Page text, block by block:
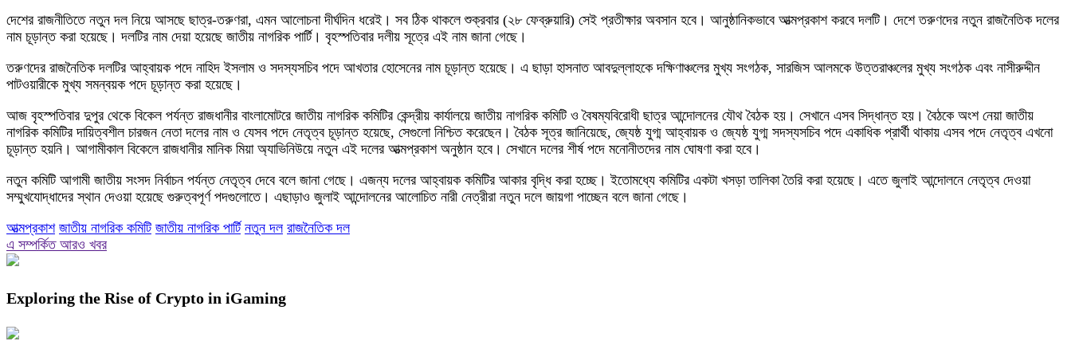
দেশের রাজনীতিতে নতুন দল নিয়ে আসছে ছাত্র-তরুণরা, এমন আলোচনা দীর্ঘদিন ধরেই। সব ঠিক থাকলে শুক্রবার (২৮ ফেব্রুয়ারি) সেই প্রতীক্ষার অবসান হবে। আনুষ্ঠানিকভাবে আত্মপ্রকাশ করবে দলটি। দেশে তরুণদের নতুন রাজনৈতিক দলের
নাম চূড়ান্ত করা হয়েছে। দলটির নাম দেয়া হয়েছে জাতীয় নাগরিক পার্টি। বৃহস্পতিবার দলীয় সূত্রে এই নাম জানা গেছে।
তরুণদের রাজনৈতিক দলটির আহ্বায়ক পদে নাহিদ ইসলাম ও সদস্যসচিব পদে আখতার হোসেনের নাম চূড়ান্ত হয়েছে। এ ছাড়া হাসনাত আবদুল্লাহকে দক্ষিণাঞ্চলের মুখ্য সংগঠক, সারজিস আলমকে উত্তরাঞ্চলের মুখ্য সংগঠক এবং নাসীরুদ্দীন
পাটওয়ারীকে মুখ্য সমন্বয়ক পদে চূড়ান্ত করা হয়েছে।
আজ বৃহস্পতিবার দুপুর থেকে বিকেল পর্যন্ত রাজধানীর বাংলামোটরে জাতীয় নাগরিক কমিটির কেন্দ্রীয় কার্যালয়ে জাতীয় নাগরিক কমিটি ও বৈষম্যবিরোধী ছাত্র আন্দোলনের যৌথ বৈঠক হয়। সেখানে এসব সিদ্ধান্ত হয়। বৈঠকে অংশ নেয়া জাতীয়
নাগরিক কমিটির দায়িত্বশীল চারজন নেতা দলের নাম ও যেসব পদে নেতৃত্ব চূড়ান্ত হয়েছে, সেগুলো নিশ্চিত করেছেন। বৈঠক সূত্র জানিয়েছে, জ্যেষ্ঠ যুগ্ম আহ্বায়ক ও জ্যেষ্ঠ যুগ্ম সদস্যসচিব পদে একাধিক প্রার্থী থাকায় এসব পদে নেতৃত্ব এখনো
চূড়ান্ত হয়নি। আগামীকাল বিকেলে রাজধানীর মানিক মিয়া অ্যাভিনিউয়ে নতুন এই দলের আত্মপ্রকাশ অনুষ্ঠান হবে। সেখানে দলের শীর্ষ পদে মনোনীতদের নাম ঘোষণা করা হবে।
নতুন কমিটি আগামী জাতীয় সংসদ নির্বাচন পর্যন্ত নেতৃত্ব দেবে বলে জানা গেছে। এজন্য দলের আহ্বায়ক কমিটির আকার বৃদ্ধি করা হচ্ছে। ইতোমধ্যে কমিটির একটা খসড়া তালিকা তৈরি করা হয়েছে। এতে জুলাই আন্দোলনে নেতৃত্ব দেওয়া
সম্মুখযোদ্ধাদের স্থান দেওয়া হয়েছে গুরুত্বপূর্ণ পদগুলোতে। এছাড়াও জুলাই আন্দোলনের আলোচিত নারী নেত্রীরা নতুন দলে জায়গা পাচ্ছেন বলে জানা গেছে।
আত্মপ্রকাশ জাতীয় নাগরিক কমিটি জাতীয় নাগরিক পার্টি নতুন দল রাজনৈতিক দল
এ সম্পর্কিত আরও খবর
Exploring the Rise of Crypto in iGaming